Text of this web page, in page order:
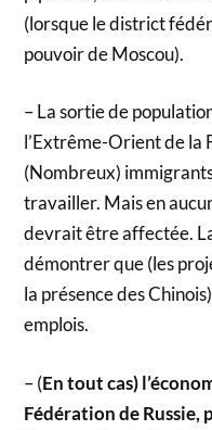
(lorsque le district
pouvoir de Moscou).
– La sortie de
l’Extrême-Orient de la
(Nombreux)
travailler. Mais en
devrait être affectée.
démontrer que (les
la présence des
emplois.
– (En tout cas)
Fédération de Russie,